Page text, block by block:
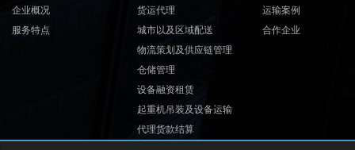
企业概况
服务特点
货运代理
城市以及区域配送
物流策划及供应链管理
仓储管理
设备融资租赁
起重机吊装及设备运输
代理货款结算
运输案例
合作企业